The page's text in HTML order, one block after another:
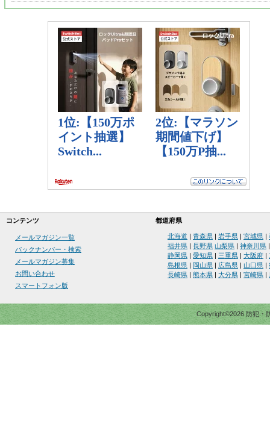
コンテンツ 都道府県
メールマガジン一覧
バックナンバー・検索
メールマガジン募集
お問い合わせ
スマートフォン版
北海道 青森県 岩手県 宮城県
福井県
長野県 山梨県 神奈川県
静岡県
愛知県 三重県 大阪府
島根県
岡山県 広島県 山口県
長崎県
熊本県 大分県 宮崎県
Copyright©2026 防犯・